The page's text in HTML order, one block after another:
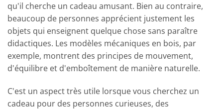
qu'il cherche un cadeau amusant. Bien au contraire,
beaucoup de personnes apprécient justement les
objets qui enseignent quelque chose sans paraître
didactiques. Les modèles mécaniques en bois, par
exemple, montrent des principes de mouvement,
d'équilibre et d'emboîtement de manière naturelle.
C'est un aspect très utile lorsque vous cherchez un
cadeau pour des personnes curieuses, des